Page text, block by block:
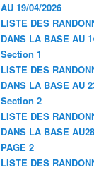
AU 19/04/2026
LISTE DES
DANS LA BASE AU
Section 1
LISTE DES
DANS LA BASE AU
Section 2
LISTE DES
DANS LA BASE
PAGE 2
LISTE DES